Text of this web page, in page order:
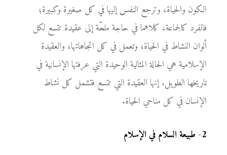
الكون والحياة، وترجع النفس إليها في كل صغيرة وكبيرة؛
فالفرد كالجماعة، كلاهما في حاجة ملحّة إلى عقيدة تتسع لكل
ألوان النشاط في الحياة، وتعمل في كل اتجاهاتها، والعقيدة
الإسلامية هي الحالة المثالية الوحيدة التي عرفتها الإنسانية في
تاريخها الطويل. إنها العقيدة التي تتسع فتشمل كل نشاط
الإنسان في كل مناحي الحياة.
2
- طبيعة السلام في الإسلام